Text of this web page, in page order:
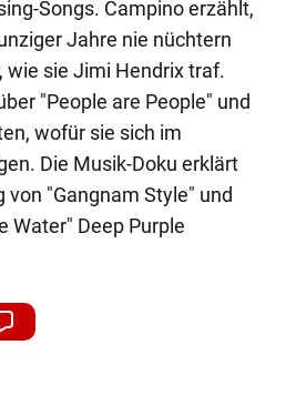
Songs. Campino erzählt,
Jahre nie nüchtern
wie sie Jimi Hendrix traf.
"People are People" und
wofür sie sich im
Die Musik-Doku erklärt
"Gangnam Style" und
Water" Deep Purple